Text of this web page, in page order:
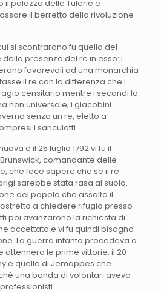
il palazzo delle Tulerie e
il berretto della rivoluzione
si scontrarono fu quello del
presenza del re in esso: i
favorevoli ad una monarchia
il re con la differenza che i
censitario mentre i secondi lo
non universale; i giacobini
senza un re, eletto a
i sanculotti.
e il 25 luglio 1792 vi fu il
comandante delle
che fece sapere che se il re
sarebbe stata rasa al suolo.
del popolo che assalta il
a chiedere rifugio presso
poi avanzarono la richiesta di
accettata e vi fu quindi bisogno
La guerra intanto procedeva a
ottennero le prime vittorie: il 20
e quella di Jemappes che
una banda di volontari aveva